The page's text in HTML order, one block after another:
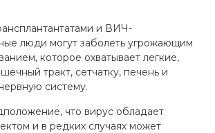
и ВИЧ-
люди могут заболеть угрожающим
которое охватывает легкие,
тракт, сетчатку, печень и
систему.
что вирус обладает
и в редких случаях может